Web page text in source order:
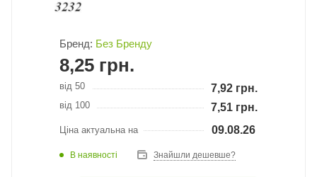
Бренд: Без Бренду
8,25 грн.
від 50 7,92 грн.
від 100 7,51 грн.
Ціна актуальна на 09.08.26
В наявності Знайшли дешевше?